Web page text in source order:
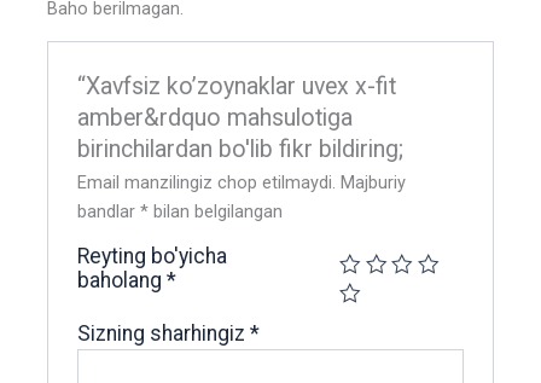
Baho berilmagan.
“Xavfsiz ko’zoynaklar uvex x-fit
amber&rdquo mahsulotiga
birinchilardan bo'lib fikr bildiring;
Email manzilingiz chop etilmaydi. Majburiy
bandlar* bilan belgilangan
Reyting bo'yicha
baholang*
Sizning sharhingiz*